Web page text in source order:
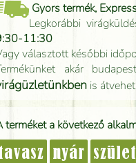
Gyors termék,
Legkorábbi
11:30
választott későbbi
akár
is
terméket a következő
nyár